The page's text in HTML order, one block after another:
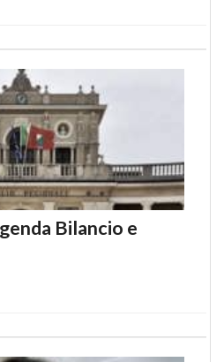
Bilancio e